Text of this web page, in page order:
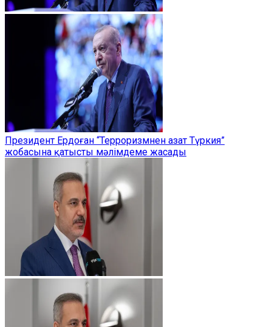
Президент Ердоған “Терроризмнен азат Түркия”
жобасына қатысты мәлімдеме жасады